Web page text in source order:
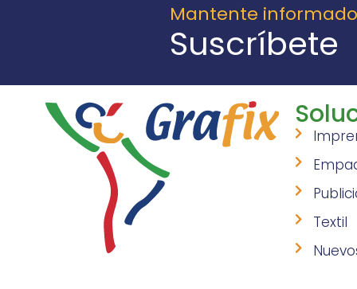
Mantente informado
Suscríbete
Textil